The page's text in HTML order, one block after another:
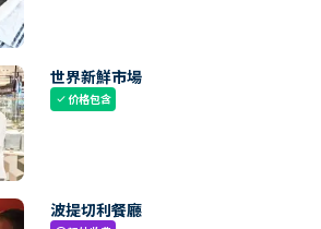
世界新鮮市場
check价格包含
波提切利餐廳